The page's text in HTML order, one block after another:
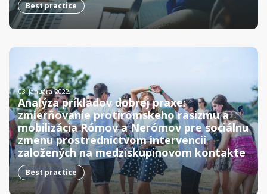
Best practice
03. januára 2022.
Analýza príkladov dobrej praxe:
zmierňovanie protirómskeho rasizmu a
mobilizácia Rómov a Nerómov pre sociálnu
zmenu prostredníctvom intervencií
založených na medziskupinovom kontakte
Best practice